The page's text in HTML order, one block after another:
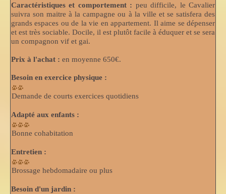
Caractéristiques et comportement : peu difficile, le Cavalier
suivra son maitre à la campagne ou à la ville et se satisfera des
grands espaces ou de la vie en appartement. Il aime se dépenser
et est très sociable. Docile, il est plutôt facile à éduquer et se sera
un compagnon vif et gai.
Prix à l'achat : en moyenne 650€.
Besoin en exercice physique :
Demande de courts exercices quotidiens
Adapté aux enfants :
Bonne cohabitation
Entretien :
Brossage hebdomadaire ou plus
Besoin d'un jardin :